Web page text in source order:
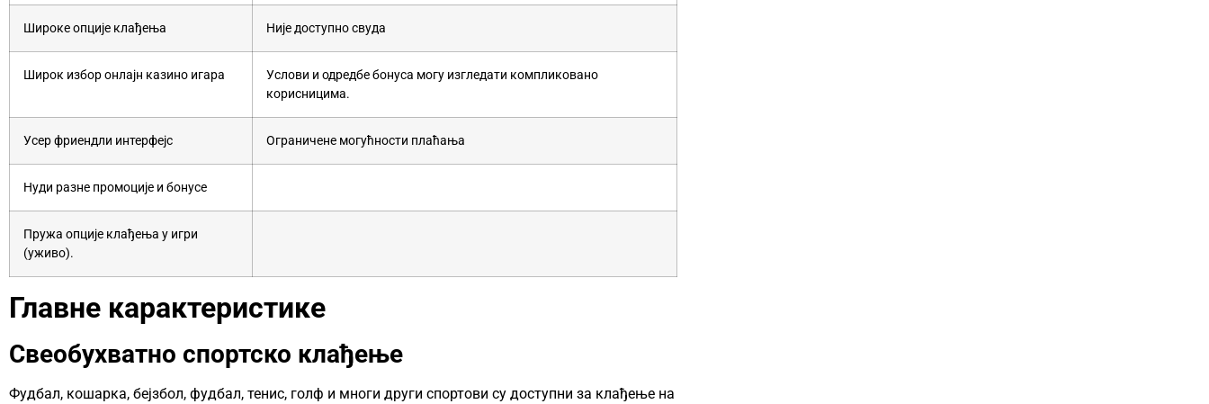
Широке опције клађења Није доступно свуда
Широк избор онлајн казино игара
Услови и одредбе бонуса могу изгледати компликовано
корисницима.
Усер фриендли интерфејс Ограничене могућности плаћања
Нуди разне промоције и бонусе
Пружа опције клађења у игри
(уживо).
Главне карактеристике
Свеобухватно спортско клађење
Фудбал, кошарка, бејзбол, фудбал, тенис, голф и многи други спортови су доступни за клађење на